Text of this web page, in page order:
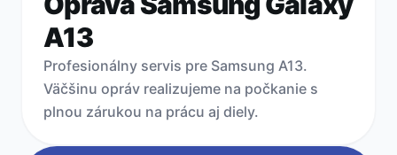
KONTAKT
ZISTIŤ
A13
Profesionálny servis pre Samsung A13.
Väčšinu opráv realizujeme na počkanie s
plnou zárukou na prácu aj diely.